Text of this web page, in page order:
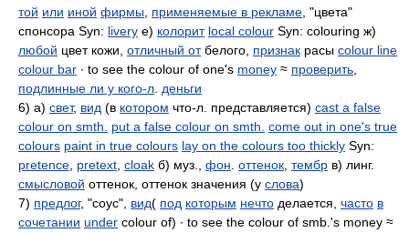
той или иной фирмы применяемые в рекламе , "цвета"
спонсора Syn: livery е) колорит local colour Syn: colouring ж)
любой цвет кожи, отличный отбелого, признак расы colour line
colour bar ∙ to see the colour of one's money ≈ проверить
подлинные ли у кого-л деньги
6) а) свет, вид (в котором что-л. представляется) cast a false
colour on smth.
put a false colour on smth. come out in one's true
colours paint in true colours lay on the colours too thickly Syn:
pretence pretext cloak б) муз., фон оттенок тембр в) линг.
смысловой оттенок, оттенок значения (у слова)
7) предлог, "соус", вид( под которым нечто делается, часто в
сочетании under colour of) ∙ to see the colour of smb.'s money ≈